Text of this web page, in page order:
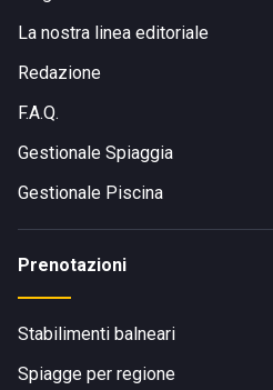
La nostra linea editoriale
Redazione
F.A.Q.
Gestionale Spiaggia
Gestionale Piscina
Prenotazioni
Stabilimenti balneari
Spiagge per regione